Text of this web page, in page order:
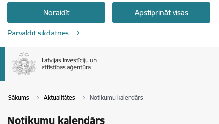
Noraidīt Apstiprināt visas
Pārvaldīt sīkdatnes
Sākums Aktualitātes Notikumu kalendārs
Notikumu kalendārs